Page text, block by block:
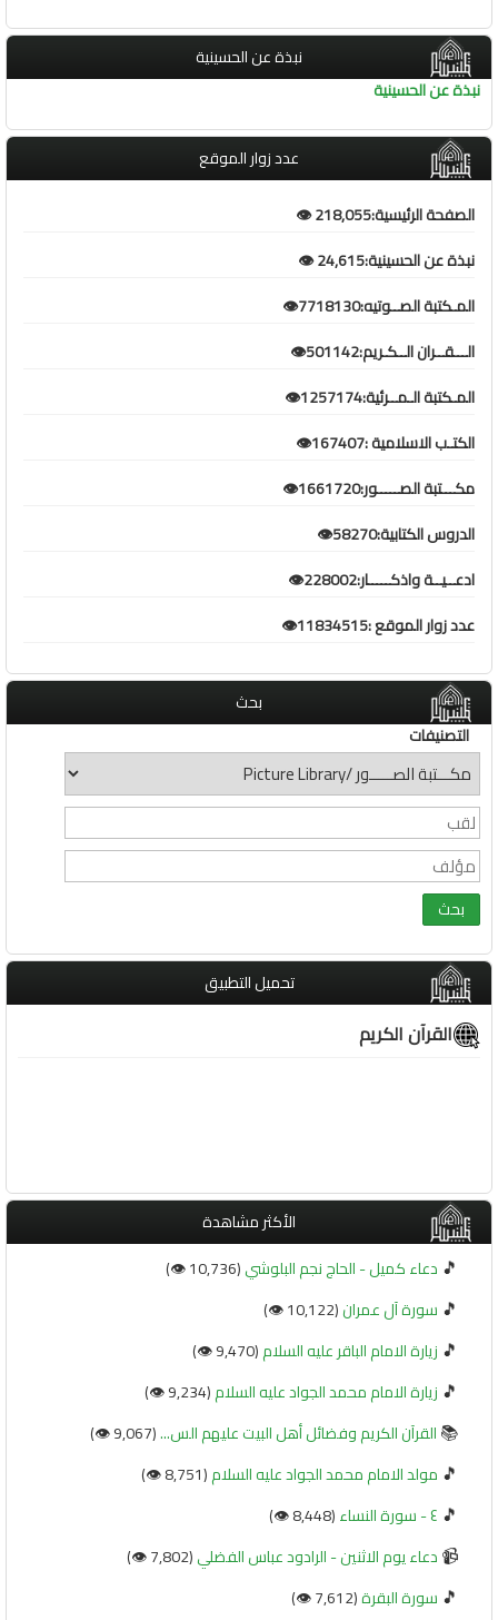
نبذة عن الحسينية
نبذة عن الحسينية
عدد زوار الموقع
الصفحة الرئيسية:218,055 👁️
نبذة عن الحسينية:24,615 👁️
المـكتبة الصــوتيه:7718130👁️
الـــقــران الــكـريم:501142👁️
المـكتبة الـمــرئية:1257174👁️
الكتـب الاسلامية :167407👁️
مكـــتبة الصـــــور:1661720👁️
الدروس الكتابية:58270👁️
ادعــيــة واذكـــــار:228002👁️
عدد زوار الموقع :11834515👁️
بحث
التصنيفات
تحميل التطبيق
القرآن الكريم
الأكثر مشاهدة
🎵 دعاء كميل - الحاج نجم البلوشي(10,736 👁️)
🎵 سورة آل عمران(10,122 👁️)
🎵 زيارة الامام الباقر عليه السلام(9,470 👁️)
🎵 زيارة الامام محمد الجواد عليه السلام(9,234 👁️)
📚القرآن الكريم وفضائل أهل البيت عليهم الس...(9,067 👁️)
🎵 مولد الامام محمد الجواد عليه السلام(8,751 👁️)
🎵 ٤ - سورة النساء (8,448 👁️)
📹دعاء يوم الاثنين - الرادود عباس الفضلي(7,802 👁️)
🎵 سورة البقرة(7,612 👁️)